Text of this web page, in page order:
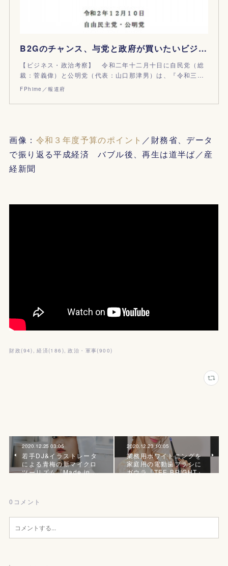
B2Gのチャンス、与党と政府が買いたいビジネス群｜令和三年度 予算編成大綱
【ビジネス・政治考察】 令和二年十二月十日に自民党（総
裁：菅義偉）と公明党（代表：山口那津男）は、『令和三…
FPhime／報道府
画像： 令和３年度予算のポイント ／財務省、データ
で振り返る平成経済 バブル後、再生は道半ば／産
経新聞
財政 (94) 経済(186 ) 政治・軍事(900)
2020.12.25 03:05
若手DJ&イラストレータ
による青梅の新マイクロ
ツーリズム『Made in …
2020.12.23 10:05
業務用ホワイトニングを
家庭用の電動歯ブラシに
ガウラ『TEE BRIGHT』
0 コメント